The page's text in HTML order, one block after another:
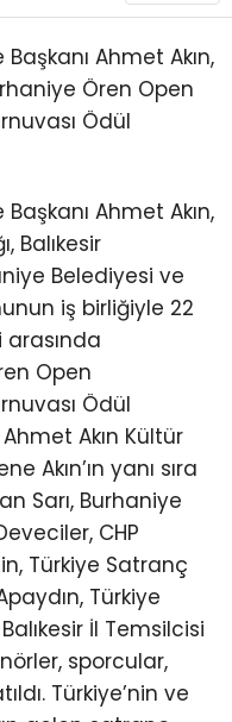
Ahmet Akın,
Ören Open
Ödül
Ahmet Akın,
Balıkesir
Belediyesi ve
iş birliğiyle 22
Open
Ödül
Akın Kültür
Akın’ın yanı sıra
Sarı, Burhaniye
CHP
Türkiye Satranç
Türkiye
İl Temsilcisi
sporcular,
Türkiye’nin ve